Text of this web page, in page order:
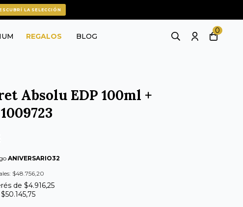
LA SELECCIÓN
REGALOS BLOG
0
Absolu EDP 100ml +
ANIVERSARIO32
$48.756,20
de $4.916,25